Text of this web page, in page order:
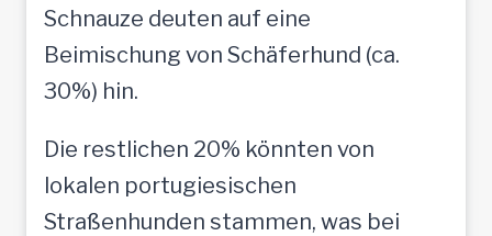
Schnauze deuten auf eine
Beimischung von Schäferhund (ca.
30%) hin.
Die restlichen 20% könnten von
lokalen portugiesischen
Straßenhunden stammen, was bei